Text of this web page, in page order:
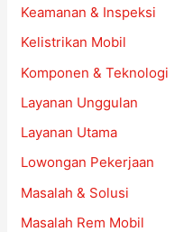
Keamanan & Inspeksi
Kelistrikan Mobil
Komponen & Teknologi
Layanan Unggulan
Layanan Utama
Lowongan Pekerjaan
Masalah & Solusi
Masalah Rem Mobil